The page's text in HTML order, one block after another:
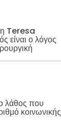
η Teresa
είναι ο λόγος
λάθος που
κοινωνικής